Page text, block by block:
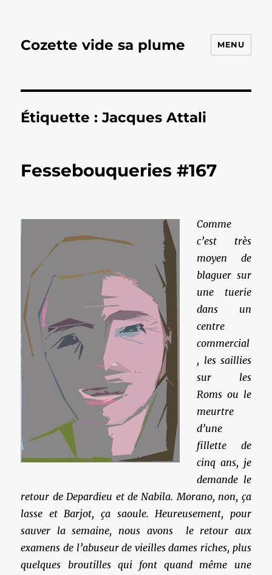
Cozette vide sa plume MENU
Étiquette :Jacques Attali
Fessebouqueries #167
Comme
c’est très
moyen de
blaguer sur
une tuerie
dans un
centre
commercial
, les saillies
sur les
Roms ou le
meurtre
d’une
fillette de
cinq ans, je
demande le
retour de Depardieu et de Nabila. Morano, non, ça
lasse et Barjot, ça saoule. Heureusement, pour
sauver la semaine, nous avons le retour aux
examens de l’abuseur de vieilles dames riches, plus
quelques broutilles qui font quand même une